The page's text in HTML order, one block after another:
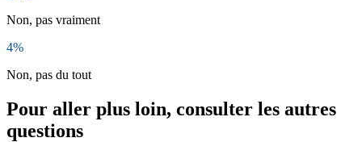
Non, pas vraiment
4%
Non, pas du tout
Pour aller plus loin, consulter les autres
questions